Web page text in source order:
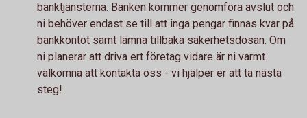
banktjänsterna. Banken kommer genomföra avslut och
ni behöver endast se till att inga pengar finnas kvar på
bankkontot samt lämna tillbaka säkerhetsdosan. Om
ni planerar att driva ert företag vidare är ni varmt
välkomna att kontakta oss - vi hjälper er att ta nästa
steg!